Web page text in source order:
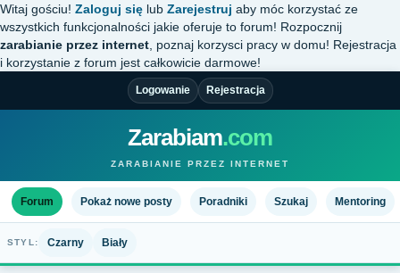
Witaj gościu! Zaloguj się lub Zarejestruj aby móc korzystać ze
wszystkich funkcjonalności jakie oferuje to forum! Rozpocznij
zarabianie przez internet , poznaj korzysci pracy w domu! Rejestracja
i korzystanie z forum jest całkowicie darmowe!
Logowanie Rejestracja
Zarabiam.com
ZARABIANIE PRZEZ INTERNET
Forum Pokaż nowe posty Poradniki Szukaj Mentoring
STYL: Czarny Biały